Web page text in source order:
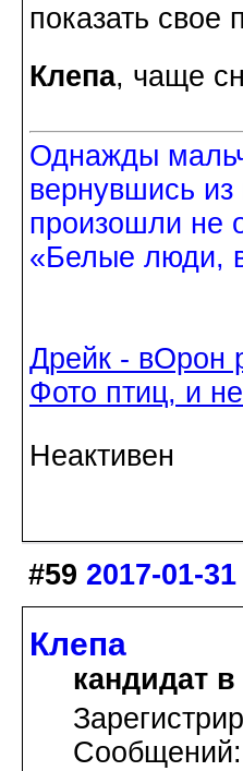
показать свое
Клепа, чаще
Однажды
вернувшись
произошли не
«Белые люди,
Дрейк - вОрон
Фото птиц, и
Неактивен
#59 2017-01-
Клепа
кандидат